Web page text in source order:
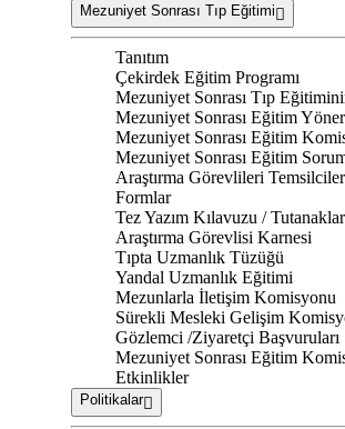
Mezuniyet Sonrası Tıp Eğitimi
Tanıtım
Çekirdek Eğitim Programı
Mezuniyet Sonrası Tıp
Mezuniyet Sonrası Eğitim
Mezuniyet Sonrası Eğitim
Mezuniyet Sonrası Eğitim
Araştırma Görevlileri
Formlar
Tez Yazım Kılavuzu /
Araştırma Görevlisi Karnesi
Tıpta Uzmanlık Tüzüğü
Yandal Uzmanlık Eğitimi
Mezunlarla İletişim Komisyonu
Sürekli Mesleki Gelişim
Gözlemci /Ziyaretçi Başvuruları
Mezuniyet Sonrası Eğitim
Etkinlikler
Politikalar